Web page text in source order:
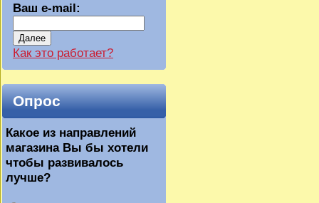
Ваш e-mail:
Далее
Как это работает?
Опрос
Какое из направлений
магазина Вы бы хотели
чтобы развивалось
лучше?